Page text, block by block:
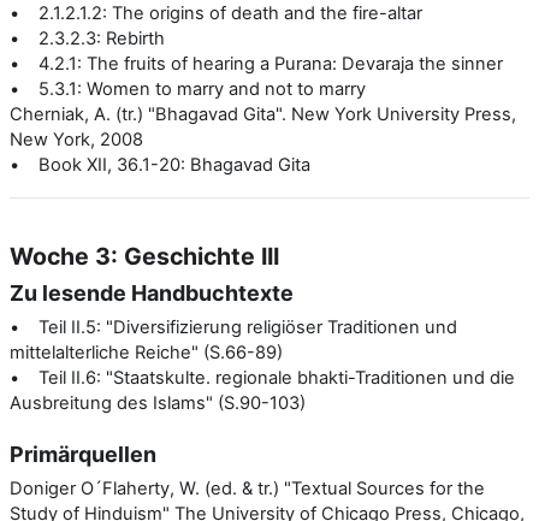
• 2.1.2.1.2: The origins of death and the fire-altar
• 2.3.2.3: Rebirth
• 4.2.1: The fruits of hearing a Purana: Devaraja the sinner
• 5.3.1: Women to marry and not to marry
Cherniak, A. (tr.) "Bhagavad Gita". New York University Press,
New York, 2008
• Book XII, 36.1-20: Bhagavad Gita
Woche 3: Geschichte III
Zu lesende Handbuchtexte
• Teil II.5: "Diversifizierung religiöser Traditionen und
mittelalterliche Reiche" (S.66-89)
• Teil II.6: "Staatskulte. regionale bhakti-Traditionen und die
Ausbreitung des Islams" (S.90-103)
Primärquellen
Doniger O´Flaherty, W. (ed. & tr.) "Textual Sources for the
Study of Hinduism" The University of Chicago Press, Chicago,